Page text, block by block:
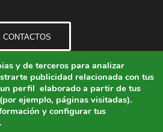
(Toledo) | Portal municipal.
y de terceros para analizar
publicidad relacionada con tus
perfil elaborado a partir de tus
ejemplo, páginas visitadas).
y configurar tus
.